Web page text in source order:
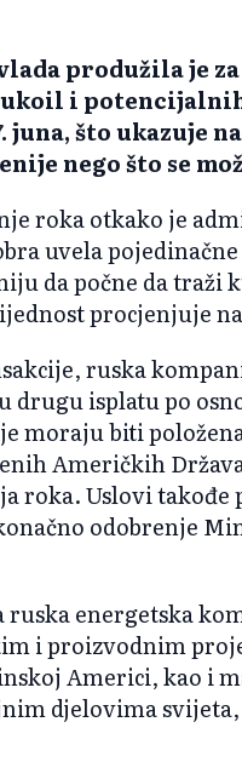
produžila je
i
juna, što ukazuje
nego što se
roka otkako je
uvela
da počne da traži
procjenjuje
ruska
isplatu po
moraju biti
Američkih
roka. Uslovi takođe
odobrenje
energetska
i proizvodnim
Americi, kao i
djelovima